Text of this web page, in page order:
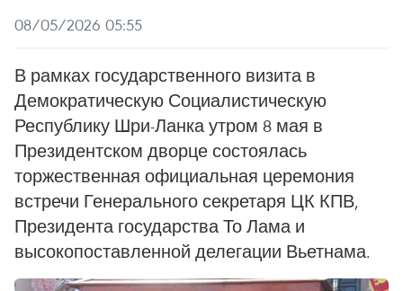
08/05/2026 05:55
В рамках государственного визита в
Демократическую Социалистическую
Республику Шри-Ланка утром 8 мая в
Президентском дворце состоялась
торжественная официальная церемония
встречи Генерального секретаря ЦК КПВ,
Президента государства То Лама и
высокопоставленной делегации Вьетнама.